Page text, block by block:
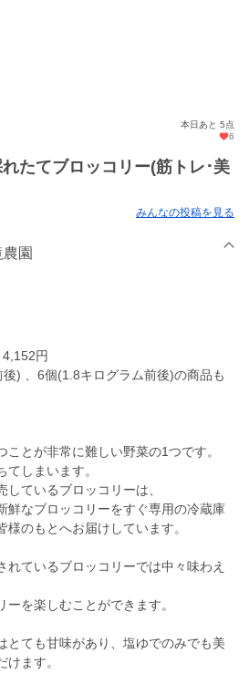
本日あと 5点
6
れたてブロッコリー(筋トレ･美
みんなの投稿を見る
園
円
) 、6個(1.8キログラム前後)の商品も
ことが非常に難しい野菜の1つです。
しまいます。
ているブロッコリーは、
鮮なブロッコリーをすぐ専用の冷蔵庫
のもとへお届けしています。
れているブロッコリーでは中々味わえ
を楽しむことができます。
とても甘味があり、塩ゆでのみでも美
ます。